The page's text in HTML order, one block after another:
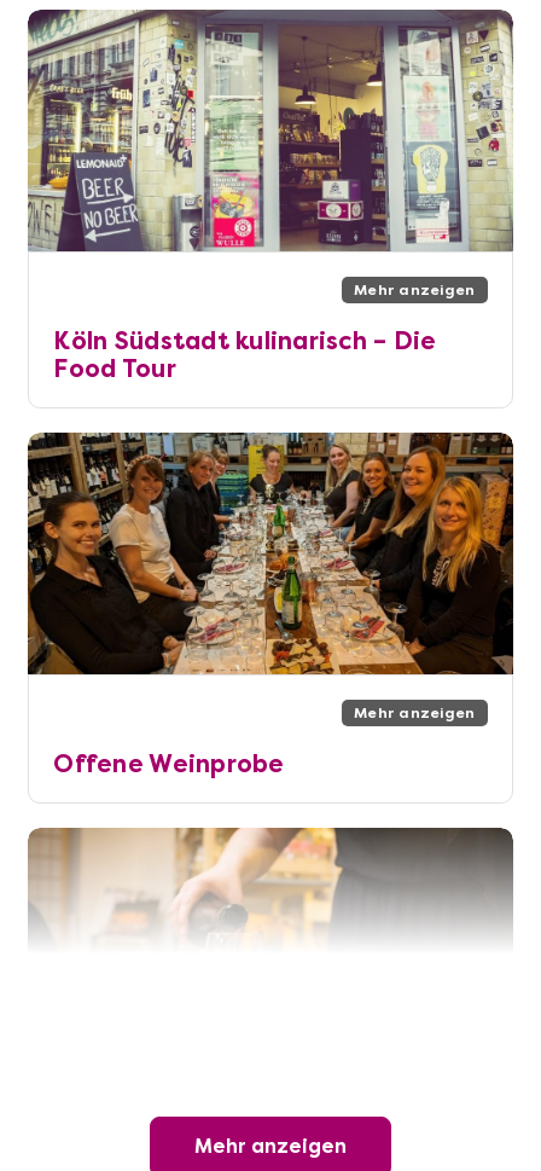
Mehr anzeigen
Köln Südstadt kulinarisch – Die
Food Tour
Mehr anzeigen
Offene Weinprobe
Wunderschöner Weinabend
Mehr anzeigen